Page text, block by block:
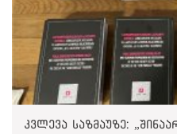
კვლევა საზმაუზე: